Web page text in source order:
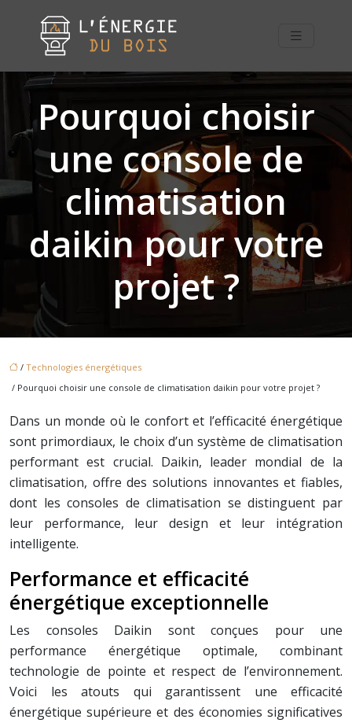
Pourquoi choisir
une console de
climatisation
daikin pour votre
projet ?
/ Technologies énergétiques
/ Pourquoi choisir une console de climatisation daikin pour votre projet ?
Dans un monde où le confort et l’efficacité énergétique
sont primordiaux, le choix d’un système de climatisation
performant est crucial. Daikin, leader mondial de la
climatisation, offre des solutions innovantes et fiables,
dont les consoles de climatisation se distinguent par
leur performance, leur design et leur intégration
intelligente.
Performance et efficacité
énergétique exceptionnelle
Les consoles Daikin sont conçues pour une
performance énergétique optimale, combinant
technologie de pointe et respect de l’environnement.
Voici les atouts qui garantissent une efficacité
énergétique supérieure et des économies significatives